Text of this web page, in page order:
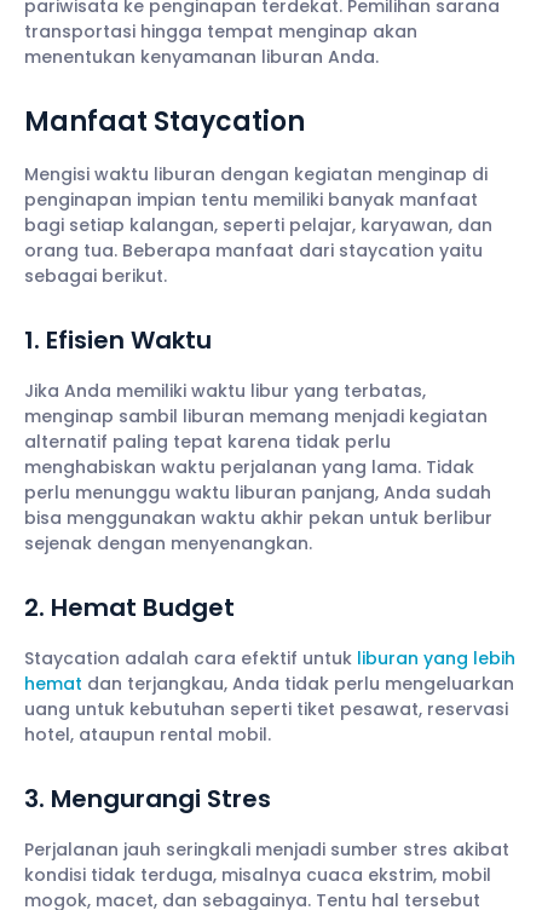
pariwisata ke penginapan terdekat. Pemilihan sarana
transportasi hingga tempat menginap akan
menentukan kenyamanan liburan Anda.
Manfaat Staycation
Mengisi waktu liburan dengan kegiatan menginap di
penginapan impian tentu memiliki banyak manfaat
bagi setiap kalangan, seperti pelajar, karyawan, dan
orang tua. Beberapa manfaat dari staycation yaitu
sebagai berikut.
1. Efisien Waktu
Jika Anda memiliki waktu libur yang terbatas,
menginap sambil liburan memang menjadi kegiatan
alternatif paling tepat karena tidak perlu
menghabiskan waktu perjalanan yang lama. Tidak
perlu menunggu waktu liburan panjang, Anda sudah
bisa menggunakan waktu akhir pekan untuk berlibur
sejenak dengan menyenangkan.
2. Hemat Budget
Staycation adalah cara efektif untuk liburan yang lebih
hemat dan terjangkau, Anda tidak perlu mengeluarkan
uang untuk kebutuhan seperti tiket pesawat, reservasi
hotel, ataupun rental mobil.
3. Mengurangi Stres
Perjalanan jauh seringkali menjadi sumber stres akibat
kondisi tidak terduga, misalnya cuaca ekstrim, mobil
mogok, macet, dan sebagainya. Tentu hal tersebut